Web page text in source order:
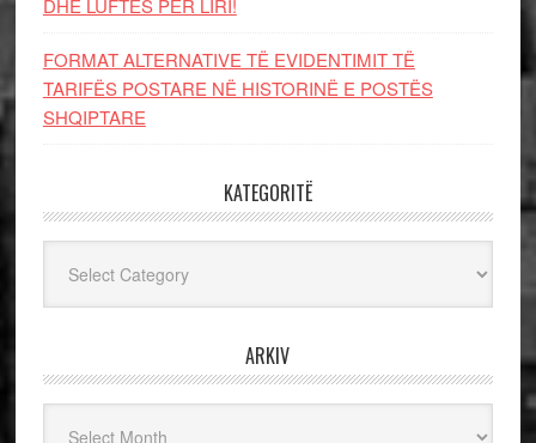
DHE LUFTЁS PЁR LIRI!
FORMAT ALTERNATIVE TË EVIDENTIMIT TË
TARIFËS POSTARE NË HISTORINË E POSTËS
SHQIPTARE
KATEGORITË
ARKIV